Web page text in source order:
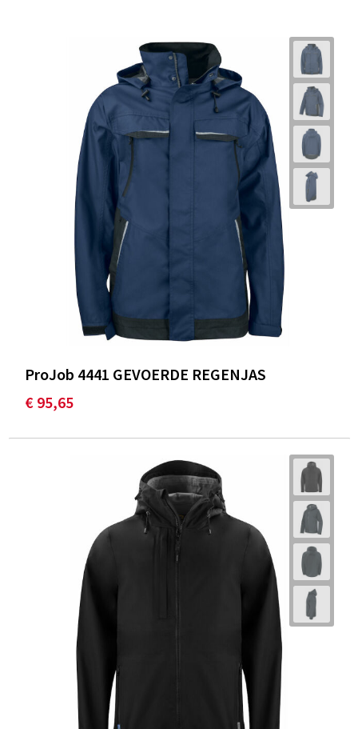
ProJob 4441 GEVOERDE REGENJAS
€ 95,65